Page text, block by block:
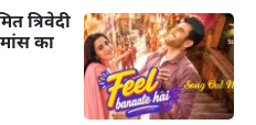
त्रिवेदी
का